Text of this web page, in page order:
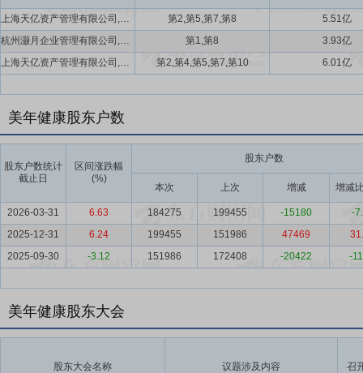
上海天亿资产管理有限公司,上海维途企业发展中心(有限合伙),世纪长河科技集团有限公司,上海美馨投资管理有限公司 第2,第5,第7,第8
5.51亿
杭州灏月企业管理有限公司,杭州信投信息技术有限公司
第1,第8
3.93亿
上海天亿资产管理有限公司,上海维途企业发展中心(有限合伙),世纪长河科技集团有限公司,上海美馨投资管理有限公司,上海天亿力升实业控股集团有限公司
第2,第4,第5,第7,第10 6.01亿
美年健康股东户数
股东户数统计
截止日
区间涨跌幅
(%)
股东户数
本次 上次 增减 增减
2026-03-31 6.63 184275 199455 -15180
-
2025-12-31
6.24 199455 151986 47469
2025-09-30
-3.12 151986 172408 -20422 -
美年健康股东大会
股东大会名称 议题涉及内容 召